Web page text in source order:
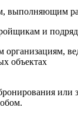
выполняющим
и
организациям,
объектах
или